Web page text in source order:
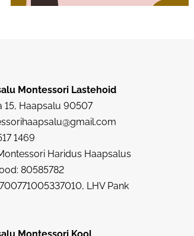
Montessori Lastehoid
15, Haapsalu 90507
1469
Haridus Haapsalus
80585782
LHV Pank